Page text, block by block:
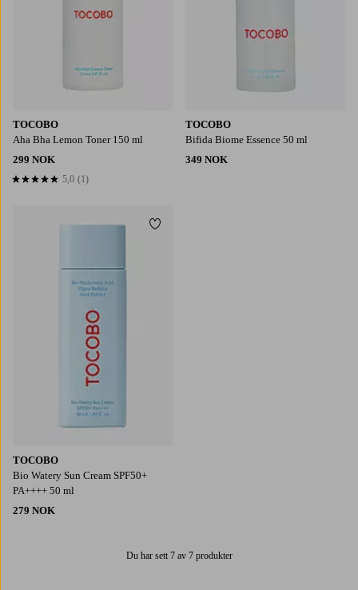
TOCOBO
Aha Bha Lemon Toner 150 ml
299 NOK
5,0 basert på 1 karaktergivninger
5,0 (1)
TOCOBO
Bifida Biome Essence 50 ml
349 NOK
TOCOBO
Bio Watery Sun Cream SPF50+
PA++++ 50 ml
279 NOK
Legg til favoritter
Du har sett 7 av 7 produkter